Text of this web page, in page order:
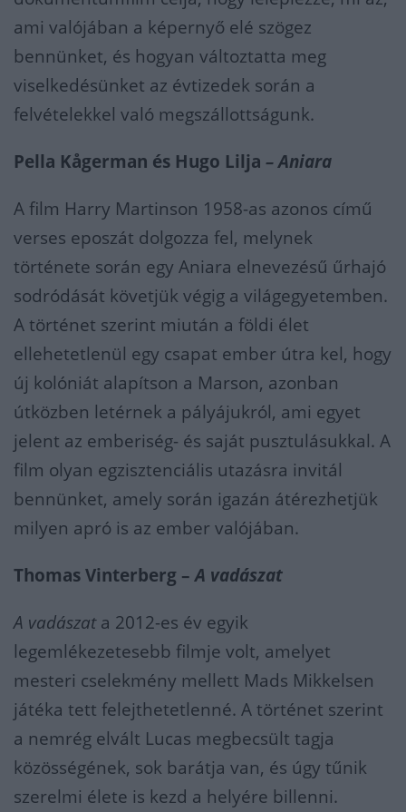
ami valójában a képernyő elé szögez
bennünket, és hogyan változtatta meg
viselkedésünket az évtizedek során a
felvételekkel való megszállottságunk.
Pella Kågerman és Hugo Lilja – Aniara
A film Harry Martinson 1958-as azonos című
verses eposzát dolgozza fel, melynek
története során egy Aniara elnevezésű űrhajó
sodródását követjük végig a világegyetemben.
A történet szerint miután a földi élet
ellehetetlenül egy csapat ember útra kel, hogy
új kolóniát alapítson a Marson, azonban
útközben letérnek a pályájukról, ami egyet
jelent az emberiség- és saját pusztulásukkal. A
film olyan egzisztenciális utazásra invitál
bennünket, amely során igazán átérezhetjük
milyen apró is az ember valójában.
Thomas Vinterberg –A vadászat
A vadászata 2012-es év egyik
legemlékezetesebb filmje volt, amelyet
mesteri cselekmény mellett Mads Mikkelsen
játéka tett felejthetetlenné. A történet szerint
a nemrég elvált Lucas megbecsült tagja
közösségének, sok barátja van, és úgy tűnik
szerelmi élete is kezd a helyére billenni.